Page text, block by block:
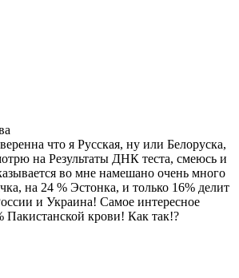
что я Русская, ну или Белоруска,
на Результаты ДНК теста, смеюсь и
во мне намешано очень много
на 24 % Эстонка, и только 16% делит
и Украина! Самое интересное
крови! Как так!?